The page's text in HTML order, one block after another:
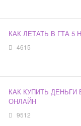
КАК ЛЕТАТЬ В ГТА 5
4615
КАК КУПИТЬ ДЕНЬГИ
ОНЛАЙН
9512